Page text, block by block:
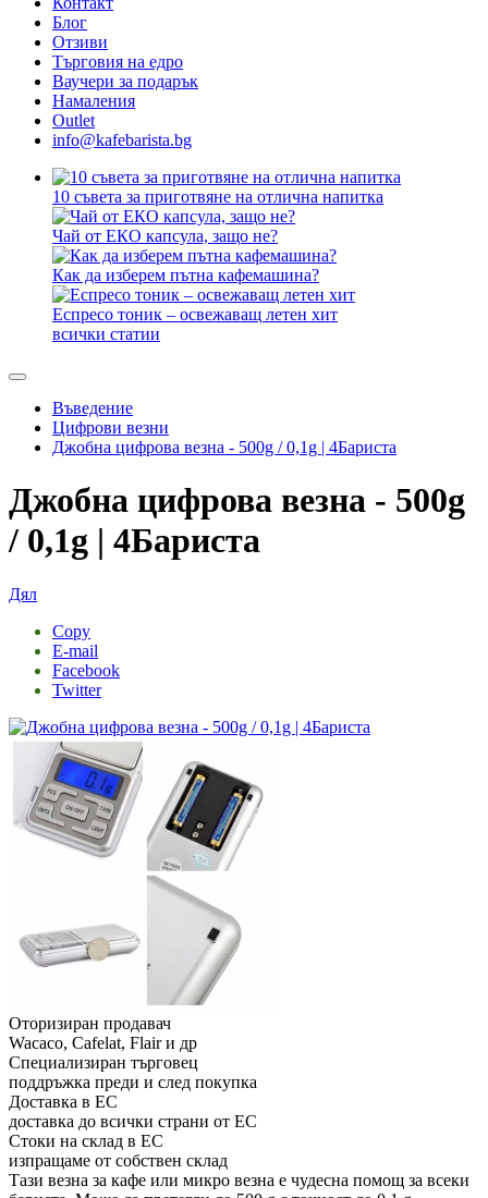
Блог
Отзиви
Търговия на едро
Ваучери за подарък
Намаления
Outlet
info@kafebarista.bg
10 съвета за приготвяне на отлична напитка
Чай от ЕКО капсула, защо не?
Как да изберем пътна кафемашина?
Еспресо тоник – освежаващ летен хит
всички статии
Въведение
Цифрови везни
Джобна цифрова везна - 500g / 0,1g | 4Бариста
Джобна цифрова везна - 500g
/ 0,1g | 4Бариста
Дял
Copy
E-mail
Facebook
Twitter
Оторизиран продавач
Wacaco, Cafelat, Flair и др
Специализиран търговец
поддръжка преди и след покупка
Доставка в ЕС
доставка до всички страни от ЕС
Стоки на склад в ЕС
изпращаме от собствен склад
Тази везна за кафе или микро везна е чудесна помощ за всеки